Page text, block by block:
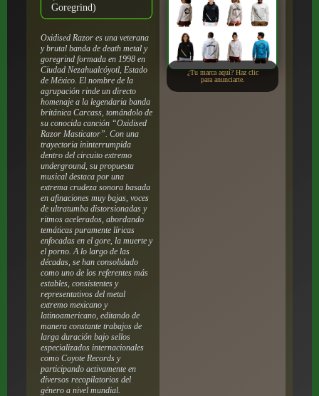
Goregrind)
Oxidised Razor es una veterana
y brutal banda de death metal y
goregrind formada en 1998 en
Ciudad Nezahualcóyotl, Estado
de México. El nombre de la
agrupación rinde un directo
homenaje a la legendaria banda
británica Carcass, tomándolo de
su conocida canción “Oxidised
Razor Masticator”. Con una
trayectoria ininterrumpida
dentro del circuito extremo
underground, su propuesta
musical destaca por una
extrema crudeza sonora basada
en afinaciones muy bajas, voces
de ultratumba distorsionadas y
ritmos acelerados, abordando
temáticas puramente líricas
enfocadas en el gore, la muerte y
el porno. A lo largo de las
décadas, se han consolidado
como uno de los referentes más
estables, consistentes y
representativos del metal
extremo mexicano y
latinoamericano, editando de
manera constante trabajos de
larga duración bajo sellos
especializados internacionales
como Coyote Records y
participando activamente en
diversos recopilatorios del
género a nivel mundial.
¿Tu marca aquí? Haz clic
para anunciarte.